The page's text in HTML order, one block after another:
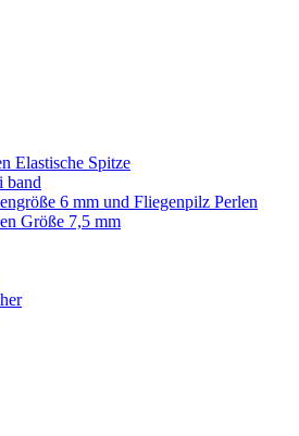
Elastische Spitze
band
6 mm und Fliegenpilz Perlen
Größe 7,5 mm